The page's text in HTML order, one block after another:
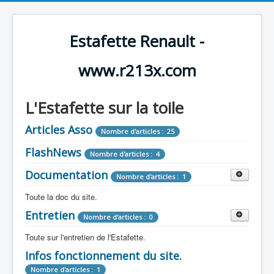
Estafette Renault -
www.r213x.com
L'Estafette sur la toile
Articles Asso Nombre d'articles : 25
FlashNews Nombre d'articles : 4
Documentation Nombre d'articles : 1
Toute la doc du site.
Revue de Presse Nombre d'articles : 9
Tous les articles que l'on a vu sur l'estafette !
Camping Car Nombre d'articles : 3
Entretien Nombre d'articles : 0
Toute sur l'entretien de l'Estafette.
Mécanique Nombre d'articles : 0
Infos fonctionnement du site.
Nombre d'articles : 1